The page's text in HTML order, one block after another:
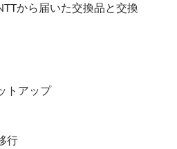
から届いた交換品と交換
トアップ
行